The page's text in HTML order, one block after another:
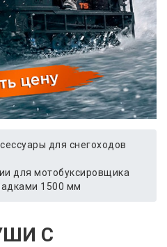
для снегоходов
для мотобуксировщика
1500 мм
С